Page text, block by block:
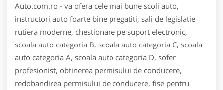
Auto.com.ro - va ofera cele mai bune scoli auto,
instructori auto foarte bine pregatiti, sali de legislatie
rutiera moderne, chestionare pe suport electronic,
scoala auto categoria B, scoala auto categoria C, scoala
auto categoria A, scoala auto categoria D, sofer
profesionist, obtinerea permisului de conducere,
redobandirea permisului de conducere, fise pentru